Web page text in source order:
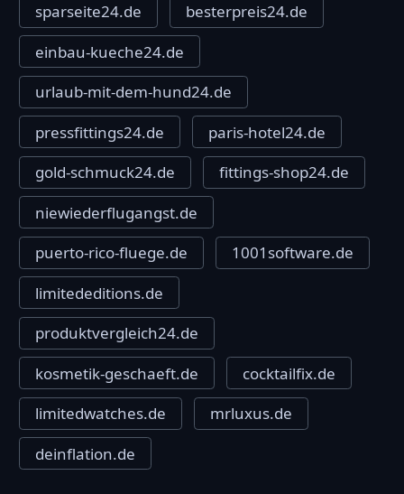
sparseite24.de
besterpreis24.de
einbau-kueche24.de
urlaub-mit-dem-hund24.de
pressfittings24.de
paris-hotel24.de
gold-schmuck24.de
fittings-shop24.de
niewiederflugangst.de
puerto-rico-fluege.de
1001software.de
limitededitions.de
produktvergleich24.de
kosmetik-geschaeft.de
cocktailfix.de
limitedwatches.de
mrluxus.de
deinflation.de